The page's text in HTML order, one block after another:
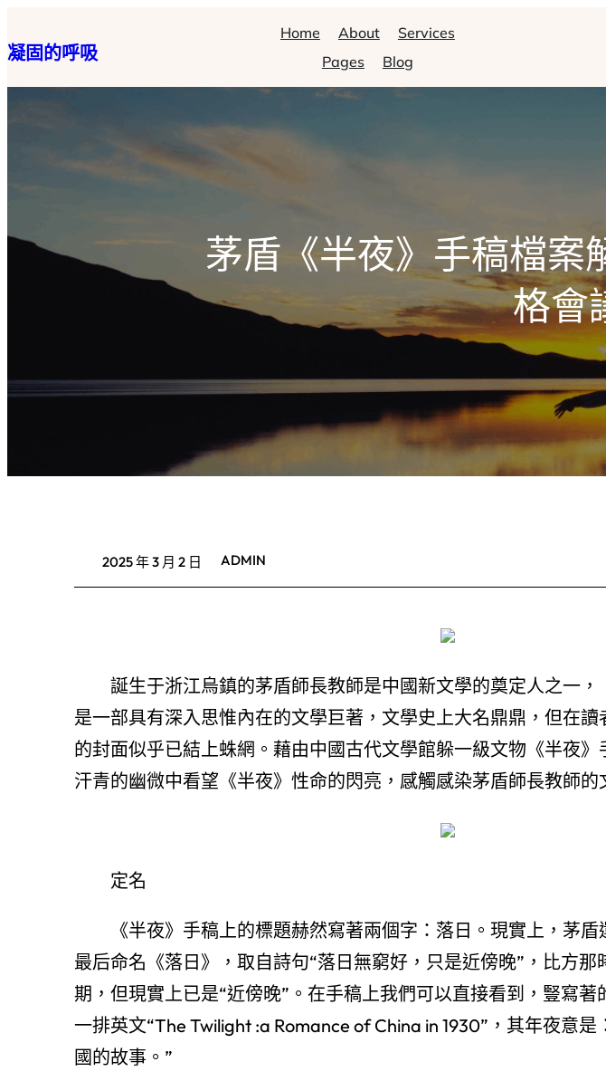
至
主
凝固的呼吸
Home About
Services
Pages
Blog
茅盾《半夜》手稿檔案
格會
2025 年 3 月 2 日 ADMIN
誕生于浙江烏鎮的茅盾師長教師是中國新文學的奠定人之一
是一部具有深入思惟內在的文學巨著，文學史上大名鼎鼎，但在讀
的封面似乎已結上蛛網。藉由中國古代文學館躲一級文物《半夜
汗青的幽微中看望《半夜》性命的閃亮，感觸感染茅盾師長教師的
定名
《半夜》手稿上的標題赫然寫著兩個字：落日。現實上，茅盾
最后命名《落日》，取自詩句“落日無窮好，只是近傍晚”，比方
期，但現實上已是“近傍晚”。在手稿上我們可以直接看到，豎寫著
一排英文“The Twilight :a Romance of China in 1930”，其年夜意是
國的故事。”